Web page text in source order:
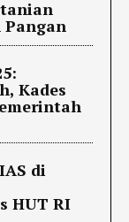
Kades
di
HUT RI